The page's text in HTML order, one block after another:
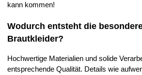
kann kommen!
Wodurch entsteht die
Brautkleider?
Hochwertige Materialien und solide
entsprechende Qualität. Details wie